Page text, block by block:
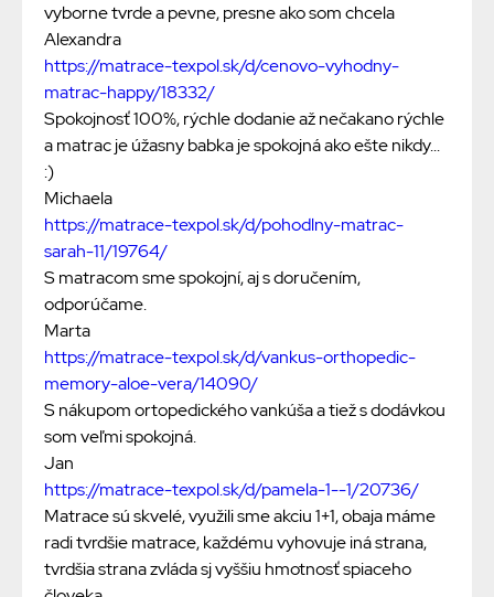
vyborne tvrde a pevne, presne ako som chcela
Alexandra
https://matrace-texpol.sk/d/cenovo-vyhodny-
matrac-happy/18332/
Spokojnosť 100%, rýchle dodanie až nečakano rýchle
a matrac je úžasny babka je spokojná ako ešte nikdy...
:)
Michaela
https://matrace-texpol.sk/d/pohodlny-matrac-
sarah-11/19764/
S matracom sme spokojní, aj s doručením,
odporúčame.
Marta
https://matrace-texpol.sk/d/vankus-orthopedic-
memory-aloe-vera/14090/
S nákupom ortopedického vankúša a tiež s dodávkou
som veľmi spokojná.
Jan
https://matrace-texpol.sk/d/pamela-1--1/20736/
Matrace sú skvelé, využili sme akciu 1+1, obaja máme
radi tvrdšie matrace, každému vyhovuje iná strana,
tvrdšia strana zvláda sj vyššiu hmotnosť spiaceho